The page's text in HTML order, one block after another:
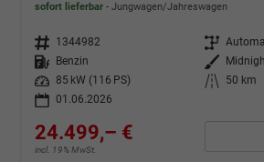
sofort lieferbar Jungwagen/Jahreswagen
Fahrzeugnr. 1344982 Getriebe
Kraftstoff
Benzin Außenfarbe
Leistung
85 kW (116 PS) Kilometerstand
50 km
01.06.2026
24.499,– €
incl. 19% MwSt.